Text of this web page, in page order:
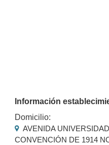
Información
Domicilio:
AVENIDA
CONVENCIÓN DE 1914